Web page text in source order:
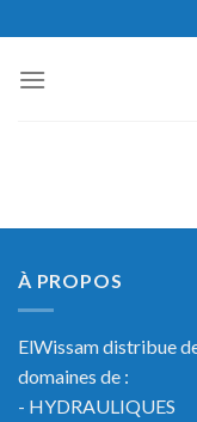
to
content
À PROPOS
ElWissam distribue
domaines de :
- HYDRAULIQUES